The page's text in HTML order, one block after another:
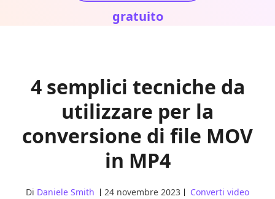
gratuito
4 semplici tecniche da
utilizzare per la
conversione di file MOV
in MP4
Di Daniele Smith 24 novembre 2023 Converti video